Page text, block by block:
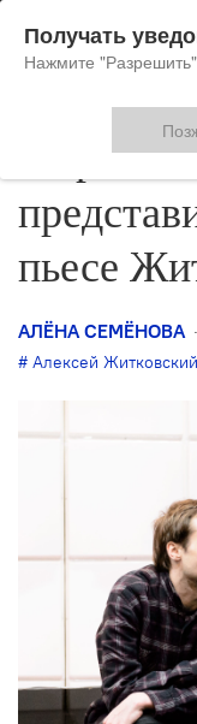
Марина
пьесе
АЛЁНА СЕМЁНОВА
Алексей Житковский
Получать
Нажмите